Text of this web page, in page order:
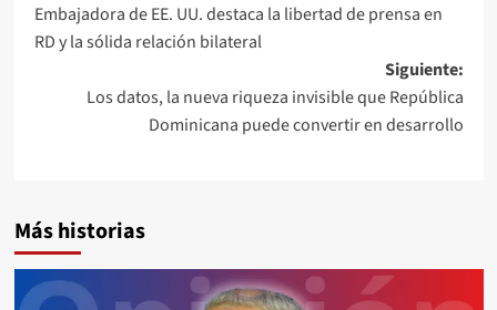
Embajadora de EE. UU. destaca la libertad de prensa en
RD y la sólida relación bilateral
Siguiente:
Los datos, la nueva riqueza invisible que República
Dominicana puede convertir en desarrollo
Más historias